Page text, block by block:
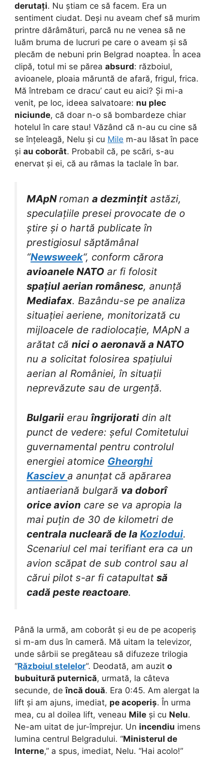
derutați. Nu știam ce să facem. Era un
sentiment ciudat. Deși nu aveam chef să murim
printre dărâmături, parcă nu ne venea să ne
luăm bruma de lucruri pe care o aveam și să
plecăm de nebuni prin Belgrad noaptea. În acea
clipă, totul mi se părea absurd: războiul,
avioanele, ploaia măruntă de afară, frigul, frica.
Mă întrebam ce dracu’ caut eu aici? Și mi-a
venit, pe loc, ideea salvatoare: nu plec
niciunde, că doar n-o să bombardeze chiar
hotelul în care stau! Văzând că n-au cu cine să
se înțeleagă, Nelu și cu Mile m-au lăsat în pace
și au coborât. Probabil că, pe scări, s-au
enervat și ei, că au rămas la taclale în bar.
MApNroman a dezmințit astăzi,
speculațiile presei provocate de o
știre și o hartă publicate în
prestigiosul săptămânal
“Newsweek“, conform cărora
avioanele NATO ar fi folosit
spațiul aerian românesc, anunță
Mediafax. Bazându-se pe analiza
situației aeriene, monitorizată cu
mijloacele de radiolocație, MApN a
arătat că nici o aeronavă a NATO
nu a solicitat folosirea spațiului
aerian al României, în situații
neprevăzute sau de urgență.
Bulgarii erau îngrijorati din alt
punct de vedere: șeful Comitetului
guvernamental pentru controlul
energiei atomice Gheorghi
Kascieva anunțat că apărarea
antiaeriană bulgară va doborî
orice avion care se va apropia la
mai puțin de 30 de kilometri de
centrala nucleară de la Kozlodui.
Scenariul cel mai terifiant era ca un
avion scăpat de sub control sau al
cărui pilot s-ar fi catapultat să
cadă peste reactoare.
Până la urmă, am coborât și eu de pe acoperiș
si m-am dus în cameră. Mă uitam la televizor,
unde sârbii se pregăteau să difuzeze trilogia
“Războiul stelelor“. Deodată, am auzit o
bubuitură puternică, urmată, la câteva
secunde, deîncă două. Era 0:45. Am alergat la
lift și am ajuns, imediat, pe acoperiș. În urma
mea, cu al doilea lift, veneau Mile și cu Nelu.
Ne-am uitat de jur-împrejur. Un incendiu imens
lumina centrul Belgradului. “Ministerul de
Interne,” a spus, imediat, Nelu. “Hai acolo!”